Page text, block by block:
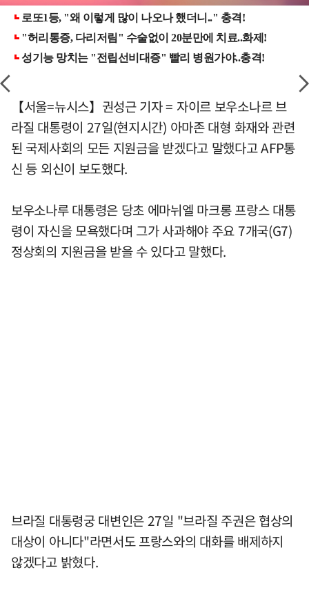
【서울=뉴시스】권성근 기자 = 자이르 보우소나르 브
라질 대통령이 27일(현지시간) 아마존 대형 화재와 관련
된 국제사회의 모든 지원금을 받겠다고 말했다고 AFP통
신 등 외신이 보도했다.
보우소나루 대통령은 당초 에마뉘엘 마크롱 프랑스 대통
령이 자신을 모욕했다며 그가 사과해야 주요 7개국(G7)
정상회의 지원금을 받을 수 있다고 말했다.
브라질 대통령궁 대변인은 27일 "브라질 주권은 협상의
대상이 아니다"라면서도 프랑스와의 대화를 배제하지
않겠다고 밝혔다.